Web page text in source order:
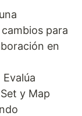
para
en
Evalúa
y Map